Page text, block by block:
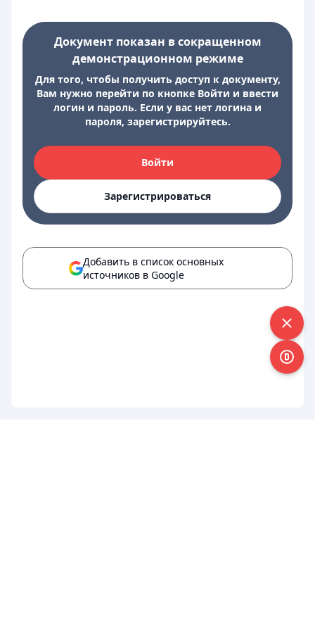
Документ показан в сокращенном
демонстрационном режиме
Для того, чтобы получить доступ к документу,
Вам нужно перейти по кнопке Войти и ввести
логин и пароль. Если у вас нет логина и
пароля, зарегистрируйтесь.
Войти
Зарегистрироваться
Добавить в список основных
источников в Google